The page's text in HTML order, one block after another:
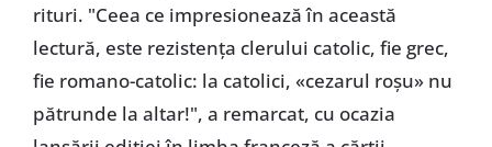
rituri. "Ceea ce impresionează în această
lectură, este rezistența clerului catolic, fie grec,
fie romano-catolic: la catolici, «cezarul roșu» nu
pătrunde la altar!", a remarcat, cu ocazia